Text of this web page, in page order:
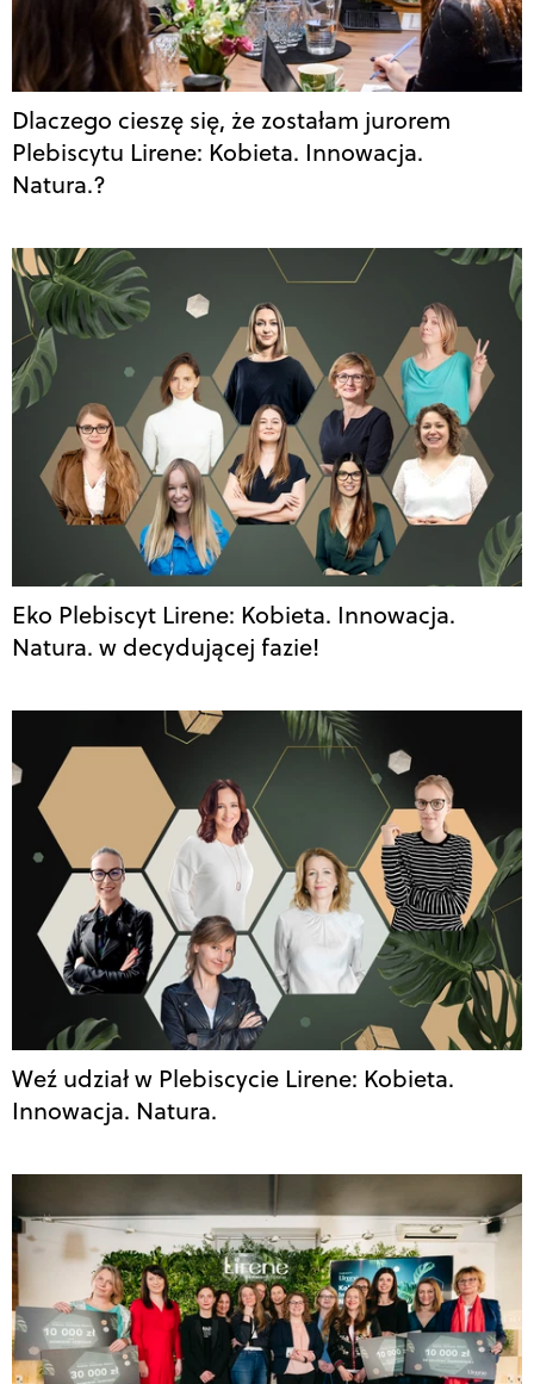
Dlaczego cieszę się, że zostałam jurorem
Plebiscytu Lirene: Kobieta. Innowacja.
Natura.?
Eko Plebiscyt Lirene: Kobieta. Innowacja.
Natura. w decydującej fazie!
Weź udział w Plebiscycie Lirene: Kobieta.
Innowacja. Natura.